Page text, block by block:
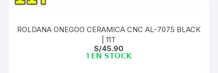
ROLDANA ONEGOO CERAMICA CNC AL-7075 BLACK
| 11T
S/45.90
1 𝗘𝗡 𝗦𝗧𝗢𝗖𝗞